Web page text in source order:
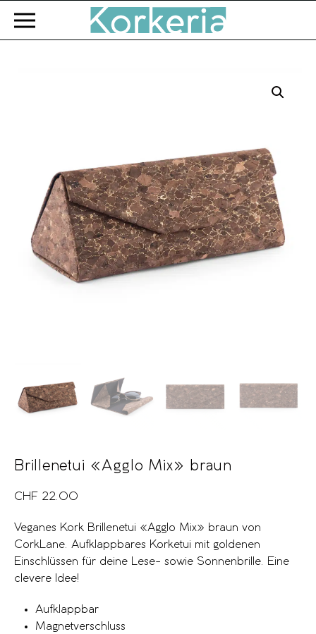
Zum Hauptinhalt springen
Brillenetui «Agglo Mix» braun
CHF 22.00
Veganes Kork Brillenetui «Agglo Mix» braun von
CorkLane. Aufklappbares Korketui mit goldenen
Einschlüssen für deine Lese- sowie Sonnenbrille. Eine
clevere Idee!
Aufklappbar
Magnetverschluss